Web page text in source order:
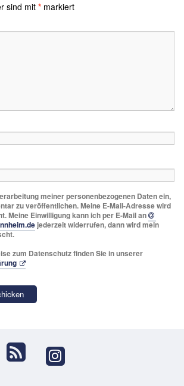
sind mit * markiert
meiner personenbezogenen Daten ein,
zu veröffentlichen. Meine E-Mail-Adresse wird
Meine Einwilligung kann ich per E-Mail an
jederzeit widerrufen, dann wird mein
zum Datenschutz finden Sie in unserer